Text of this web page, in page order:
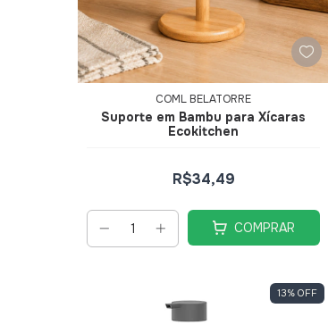
COML BELATORRE
Suporte em Bambu para Xícaras
Ecokitchen
R$34,49
COMPRAR
13%OFF